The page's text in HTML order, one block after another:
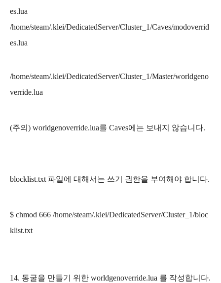
es.lua
/home/steam/.klei/DedicatedServer/Cluster_1/Caves/modoverrid
es.lua
/home/steam/.klei/DedicatedServer/Cluster_1/Master/worldgeno
verride.lua
(주의) worldgenoverride.lua를 Caves에는 보내지 않습니다.
blocklist.txt 파일에 대해서는 쓰기 권한을 부여해야 합니다.
$ chmod 666 /home/steam/.klei/DedicatedServer/Cluster_1/bloc
klist.txt
14. 동굴을 만들기 위한 worldgenoverride.lua 를 작성합니다.